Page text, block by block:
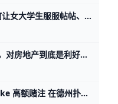
“如何让女大学生服服帖帖、老老实实生孩子？” 有读者想听我聊某教授，在国外取经，问人家是怎么让女大学生老老实实，服服帖帖生孩子的？ 我为什么不去聊？ 因为这个话题毫无意义，或者说，它只有媒体
关税，对房地产到底是利好还是利空？ 上午有些读者问我，特朗普到底想干啥？说他是为了炒股，这个好像搞笑了。 因为你分析他的牌面，所有的路都是堵死的。 1、真的要搬产业链，这个根本不可
High Stake 高额赌注 在德州扑克中，「High Stake」通常会被翻译成「高额赌注」。这个术语用来描述在游戏中下注较高金额的情况，表示玩家愿意承担更大的风险以争取